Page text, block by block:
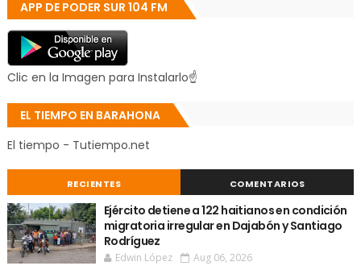
APP DE PODER SUR 104 FM
Clic en la Imagen para Instalarlo☝
EL TIEMPO EN BARAHONA
El tiempo - Tutiempo.net
RECIENTES COMENTARIOS
Ejército detiene a 122 haitianos en condición
migratoria irregular en Dajabón y Santiago
Rodríguez
Edwin López Aug 06, 2026